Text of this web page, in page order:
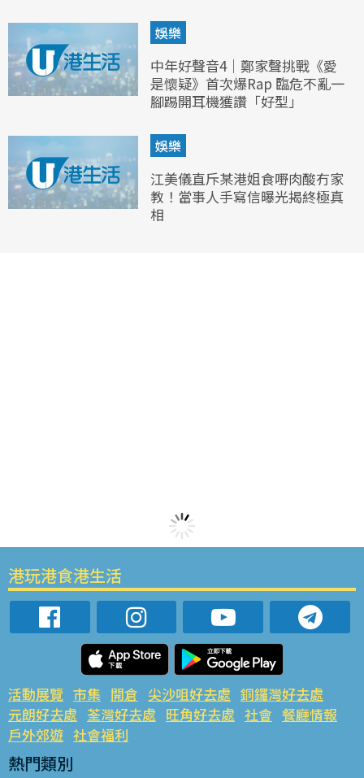
娛樂
中年好聲音4｜鄭家聲挑戰《愛
是懷疑》首次爆Rap 臨危不亂一
腳踢開耳機獲讚「好型」
娛樂
江美儀直斥某港姐食嘢肉酸冇家
教！當事人手寫信曝光揭終極真
相
港玩港食港生活
活動展覽 市集 開倉 尖沙咀好去處 銅鑼灣好去處
元朗好去處 荃灣好去處 旺角好去處 社會 餐廳情報
戶外郊遊 社會福利
熱門類別